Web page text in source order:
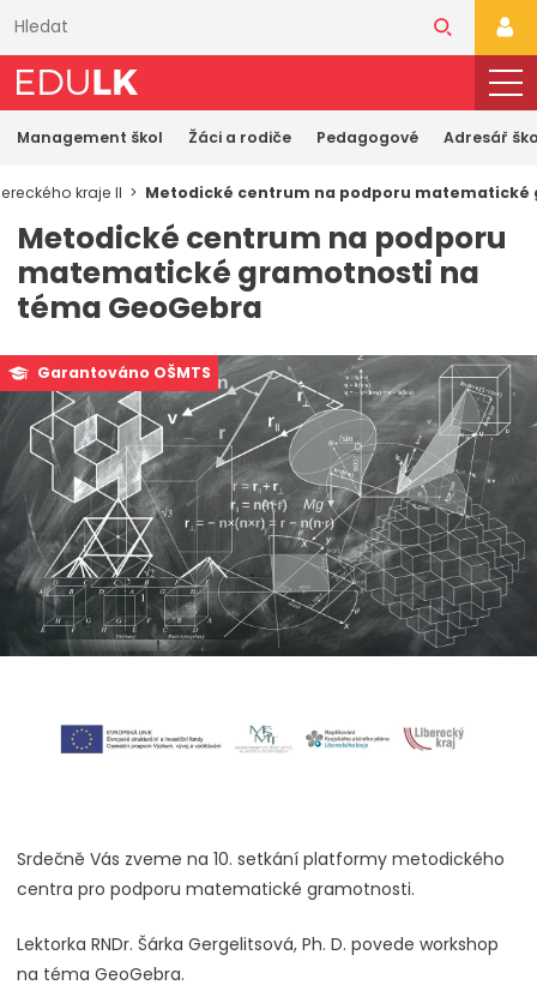
obsahu
Management škol Žáci a rodiče Pedagogové Adresář
kraje II Metodické centrum na podporu
Metodické centrum na podporu
matematické gramotnosti na
téma GeoGebra
Garantováno OŠMTS
Srdečně Vás zveme na 10. setkání platformy metodického
centra pro podporu matematické gramotnosti.
Lektorka RNDr. Šárka Gergelitsová, Ph. D. povede workshop
na téma GeoGebra.